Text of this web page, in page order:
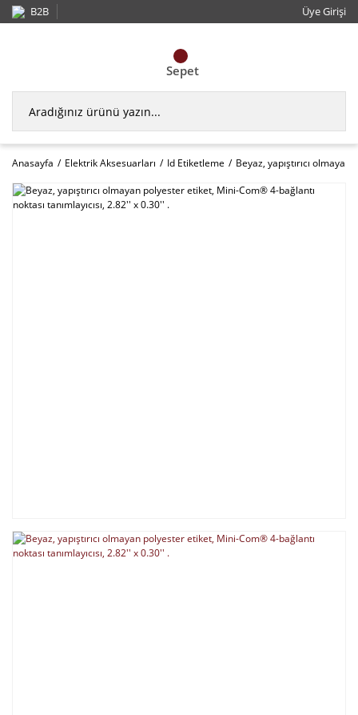
B2B Üye Girişi
Sepet
Anasayfa Elektrik Aksesuarları Id Etiketleme Beyaz, yapıştırıcı